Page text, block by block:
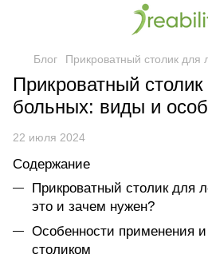
Блог Прикроватный столик
Прикроватный
больных: виды и
22 июля 2024
Содержание
Прикроватный столик для
это и зачем нужен?
Особенности применения
столиком